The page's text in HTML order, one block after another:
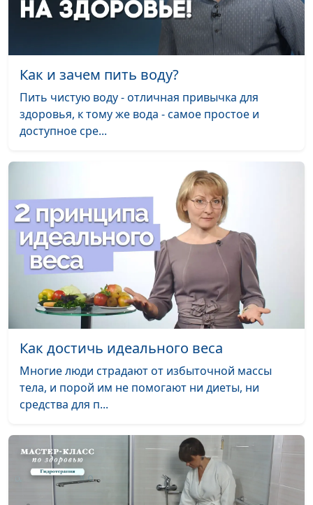
взаимоотношениям
точки разделения
Александр Сахаров,
священнослужитель,
консультант по
взаимоотношениям
#66
Как принять, что твой
консультант по
семейным
взаимоотношениям
Как осознать свои
абьюзивные
отношения?
Александр Сахаров,
священнослужитель,
консультант по
семейным
взаимоотношениям
Реабилитация после
разрыва абьюзивных
отношений
Александр Сахаров,
священнослужитель,
семейным
взаимоотношениям
#63
манипуляции
абьюзера
священнослужитель,
консультант по
семейным
взаимоотношениям
Как и зачем пить воду?
Пить чистую воду - отличная привычка для
здоровья, к тому же вода - самое простое и
доступное сре...
Как достичь идеального веса
Многие люди страдают от избыточной массы
тела, и порой им не помогают ни диеты, ни
средства для п...